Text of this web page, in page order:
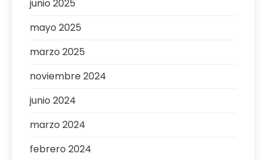
junio 2025
mayo 2025
marzo 2025
noviembre 2024
junio 2024
marzo 2024
febrero 2024